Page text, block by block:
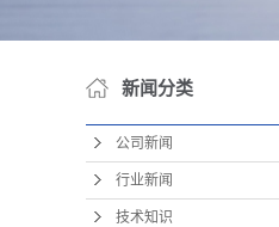
新闻分类
公司新闻
行业新闻
技术知识